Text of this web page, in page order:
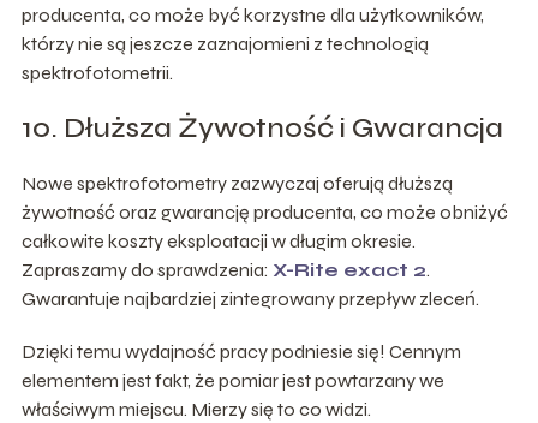
producenta, co może być korzystne dla użytkowników,
którzy nie są jeszcze zaznajomieni z technologią
spektrofotometrii.
10. Dłuższa Żywotność i Gwarancja
Nowe spektrofotometry zazwyczaj oferują dłuższą
żywotność oraz gwarancję producenta, co może obniżyć
całkowite koszty eksploatacji w długim okresie.
Zapraszamy do sprawdzenia: X-Rite exact 2.
Gwarantuje najbardziej zintegrowany przepływ zleceń.
Dzięki temu wydajność pracy podniesie się! Cennym
elementem jest fakt, że pomiar jest powtarzany we
właściwym miejscu. Mierzy się to co widzi.